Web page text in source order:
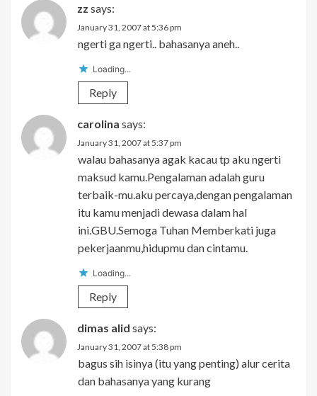
zz says:
January 31, 2007 at 5:36 pm
ngerti ga ngerti.. bahasanya aneh..
Loading...
Reply
carolina says:
January 31, 2007 at 5:37 pm
walau bahasanya agak kacau tp aku ngerti
maksud kamu.Pengalaman adalah guru
terbaik-mu.aku percaya,dengan pengalaman
itu kamu menjadi dewasa dalam hal
ini.GBU.Semoga Tuhan Memberkati juga
pekerjaanmu,hidupmu dan cintamu.
Loading...
Reply
dimas alid says:
January 31, 2007 at 5:38 pm
bagus sih isinya (itu yang penting) alur cerita
dan bahasanya yang kurang